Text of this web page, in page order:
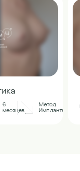
6
месяцев
Метод
Импланты